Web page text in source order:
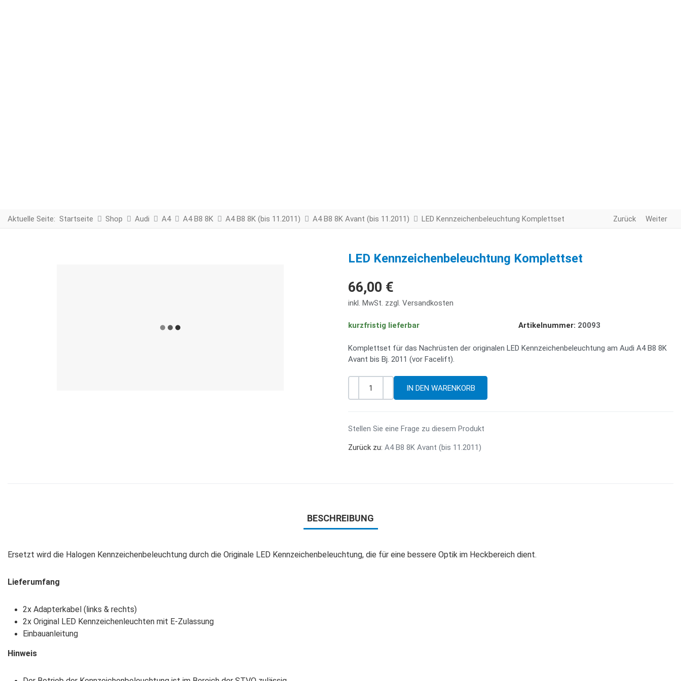
Aktuelle Seite: Startseite Shop Audi A4 A4 B8 8K A4 B8 8K (bis 11.2011) A4 B8 8K Avant (bis 11.2011) LED Kennzeichenbeleuchtung Komplettset Zurück Weiter
LED Kennzeichenbeleuchtung Komplettset
66,00 €
inkl. MwSt. zzgl. Versandkosten
kurzfristig lieferbar Artikelnummer: 20093
Komplettset für das Nachrüsten der originalen LED Kennzeichenbeleuchtung am Audi A4 B8 8K
Avant bis Bj. 2011 (vor Facelift).
Stellen Sie eine Frage zu diesem Produkt
Zurück zu: A4 B8 8K Avant (bis 11.2011)
BESCHREIBUNG
Ersetzt wird die Halogen Kennzeichenbeleuchtung durch die Originale LED Kennzeichenbeleuchtung, die für eine bessere Optik im Heckbereich dient.
Lieferumfang
2x Adapterkabel (links & rechts)
2x Original LED Kennzeichenleuchten mit E-Zulassung
Einbauanleitung
Hinweis